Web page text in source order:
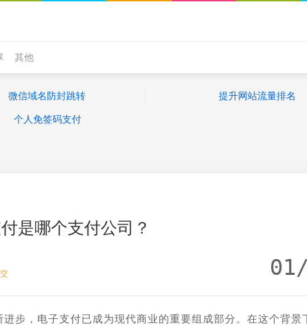
其他
微信域名防封跳转 提升网站流量排名
个人免签码支付
是哪个支付公司？
步，电子支付已成为现代商业的重要组成部分。在这个背景